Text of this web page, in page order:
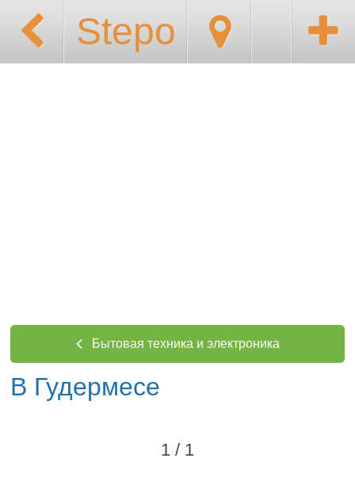
Stepo
Бытовая техника и электроника
В Гудермесе
1 / 1